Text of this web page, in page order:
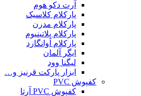
آرت دکو هوم
پارکلام کلاسیک
پارکلام مدرن
پارکلام پلاتینیوم
پارکلام آوانگارد
ایگر آلمان
لیگنا وود
ابزار پارکت قرنیز و…
کفپوش PVC
کفپوش PVC آرتا